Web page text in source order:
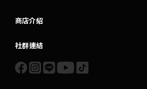
商店介紹
社群連結